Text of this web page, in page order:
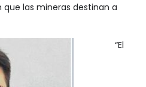
las mineras destinan a
“El